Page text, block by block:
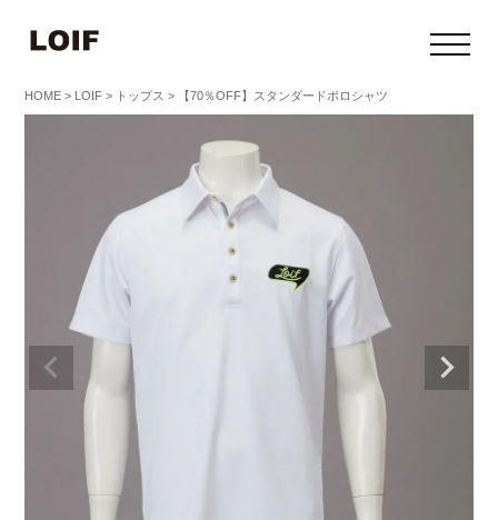
HOME LOIF トップス 【70％OFF】スタンダードポロシャツ